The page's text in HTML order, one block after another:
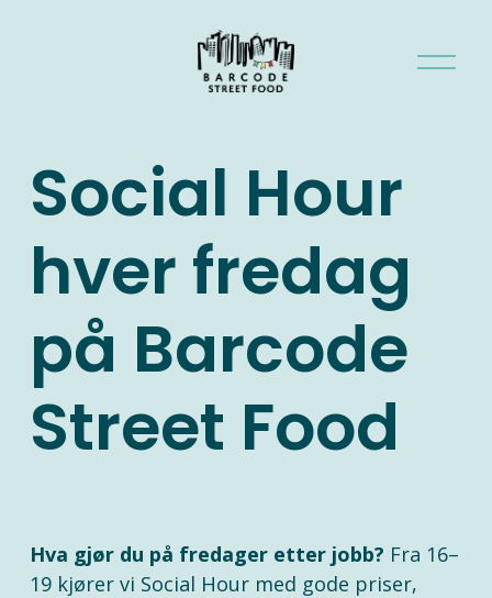
Å
Social Hour
hver fredag
på Barcode
Street Food
Hva gjør du på fredager etter jobb? Fra 16–
19 kjører vi Social Hour med gode priser,